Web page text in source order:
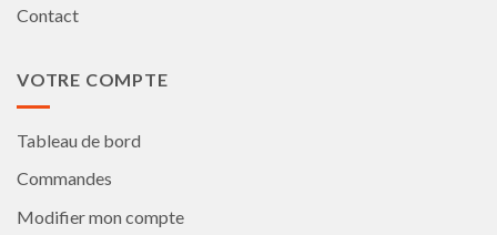
Contact
VOTRE COMPTE
Tableau de bord
Commandes
Modifier mon compte